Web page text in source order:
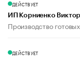
ДЕЙСТВУЕТ
ИП Корниенко
Производство
ДЕЙСТВУЕТ